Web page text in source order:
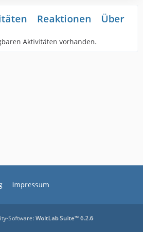
Reaktionen Über
Aktivitäten vorhanden.
Impressum
Software:WoltLab Suite™ 6.2.6